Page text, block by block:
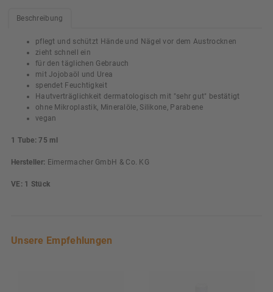
Beschreibung
pflegt und schützt Hände und Nägel vor dem Austrocknen
zieht schnell ein
für den täglichen Gebrauch
mit Jojobaöl und Urea
spendet Feuchtigkeit
Hautverträglichkeit dermatologisch mit "sehr gut" bestätigt
ohne Mikroplastik, Mineralöle, Silikone, Parabene
vegan
1 Tube: 75 ml
Hersteller: Eimermacher GmbH & Co. KG
VE: 1 Stück
Unsere Empfehlungen